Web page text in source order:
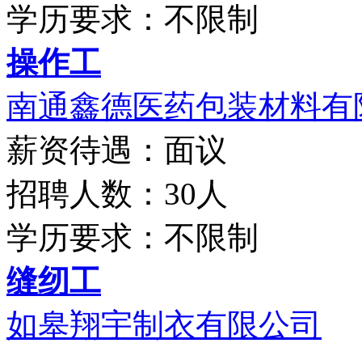
学历要求：不限制
操作工
南通鑫德医药包装材料有
薪资待遇：面议
招聘人数：30人
学历要求：不限制
缝纫工
如皋翔宇制衣有限公司